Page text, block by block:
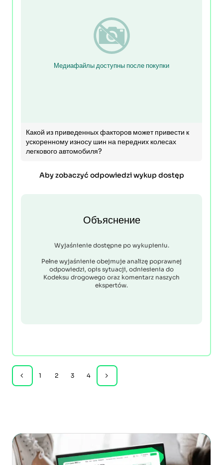
Медиафайлы доступны после покупки
Какой из приведенных факторов может привести к
ускоренному износу шин на передних колесах
легкового автомобиля?
Aby zobaczyć odpowiedzi wykup dostęp
Объяснение
Wyjaśnienie dostępne po wykupieniu.
Pełne wyjaśnienie obejmuje analizę poprawnej
odpowiedzi, opis sytuacji, odniesienia do
Kodeksu drogowego oraz komentarz naszych
ekspertów.
1 2 3 4